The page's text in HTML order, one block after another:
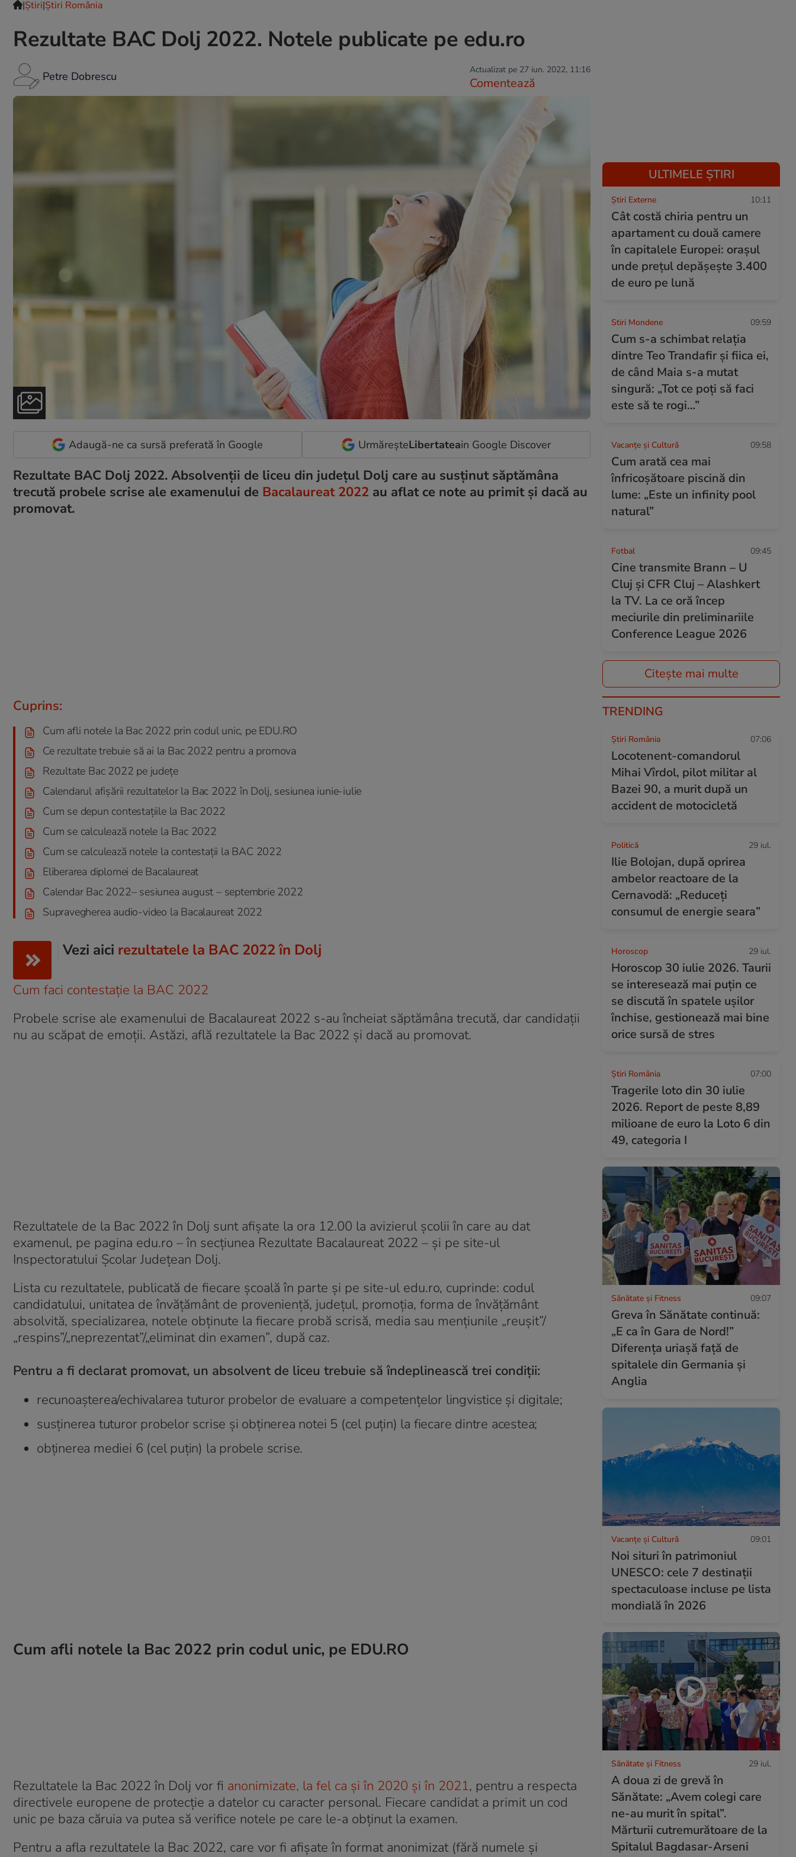
|Ştiri|Știri România
Rezultate BAC Dolj 2022. Notele publicate pe edu.ro
Petre Dobrescu Actualizat pe 27 iun. 2022, 11:16
Comentează
Adaugă-ne ca sursă preferată în Google UrmăreșteLibertateain Google Discover
Rezultate BAC Dolj 2022. Absolvenții de liceu din județul Dolj care au susținut săptămâna
trecută probele scrise ale examenului de Bacalaureat 2022 au aflat ce note au primit și dacă au
promovat.
Cuprins:
Cum afli notele la Bac 2022 prin codul unic, pe EDU.RO
Ce rezultate trebuie să ai la Bac 2022 pentru a promova
Rezultate Bac 2022 pe județe
Calendarul afișării rezultatelor la Bac 2022 în Dolj, sesiunea iunie-iulie
Cum se depun contestațiile la Bac 2022
Cum se calculează notele la Bac 2022
Cum se calculează notele la contestații la BAC 2022
Eliberarea diplomei de Bacalaureat
Calendar Bac 2022– sesiunea august – septembrie 2022
Supravegherea audio-video la Bacalaureat 2022
Vezi aici rezultatele la BAC 2022 în Dolj
Cum faci contestație la BAC 2022
Probele scrise ale examenului de Bacalaureat 2022 s-au încheiat săptămâna trecută, dar candidații
nu au scăpat de emoții. Astăzi, află rezultatele la Bac 2022 și dacă au promovat.
Rezultatele de la Bac 2022 în Dolj sunt afișate la ora 12.00 la avizierul școlii în care au dat
examenul, pe pagina edu.ro – în secțiunea Rezultate Bacalaureat 2022 – și pe site-ul
Inspectoratului Școlar Județean Dolj.
Lista cu rezultatele, publicată de fiecare școală în parte și pe site-ul edu.ro, cuprinde: codul
candidatului, unitatea de învățământ de proveniență, județul, promoția, forma de învățământ
absolvită, specializarea, notele obținute la fiecare probă scrisă, media sau mențiunile „reușit”/
„respins”/„neprezentat”/„eliminat din examen”, după caz.
Pentru a fi declarat promovat, un absolvent de liceu trebuie să îndeplinească trei condiții:
recunoașterea/echivalarea tuturor probelor de evaluare a competențelor lingvistice și digitale;
susținerea tuturor probelor scrise și obținerea notei 5 (cel puțin) la fiecare dintre acestea;
obținerea mediei 6 (cel puțin) la probele scrise.
Cum afli notele la Bac 2022 prin codul unic, pe EDU.RO
Rezultatele la Bac 2022 în Dolj vor fi anonimizate, la fel ca și în 2020 și în 2021, pentru a respecta
directivele europene de protecție a datelor cu caracter personal. Fiecare candidat a primit un cod
unic pe baza căruia va putea să verifice notele pe care le-a obținut la examen.
Pentru a afla rezultatele la Bac 2022, care vor fi afișate în format anonimizat (fără numele și
ULTIMELE ȘTIRI
Știri Externe 10:11
Cât costă chiria pentru un
apartament cu două camere
în capitalele Europei: orașul
unde prețul depășește 3.400
de euro pe lună
Stiri Mondene 09:59
Cum s-a schimbat relația
dintre Teo Trandafir și fiica ei,
de când Maia s-a mutat
singură: „Tot ce poți să faci
este să te rogi…”
Vacanțe și Cultură 09:58
Cum arată cea mai
înfricoșătoare piscină din
lume: „Este un infinity pool
natural”
Fotbal 09:45
Cine transmite Brann – U
Cluj și CFR Cluj – Alashkert
la TV. La ce oră încep
meciurile din preliminariile
Conference League 2026
Citește mai multe
TRENDING
Știri România 07:06
Locotenent-comandorul
Mihai Vîrdol, pilot militar al
Bazei 90, a murit după un
accident de motocicletă
Politică 29 iul.
Ilie Bolojan, după oprirea
ambelor reactoare de la
Cernavodă: „Reduceți
consumul de energie seara”
Horoscop 29 iul.
Horoscop 30 iulie 2026. Taurii
se interesează mai puțin ce
se discută în spatele ușilor
închise, gestionează mai bine
orice sursă de stres
Știri România 07:00
Tragerile loto din 30 iulie
2026. Report de peste 8,89
milioane de euro la Loto 6 din
49, categoria I
Sănătate și Fitness 09:07
Greva în Sănătate continuă:
„E ca în Gara de Nord!”
Diferența uriașă față de
spitalele din Germania și
Anglia
Vacanțe și Cultură 09:01
Noi situri în patrimoniul
UNESCO: cele 7 destinații
spectaculoase incluse pe lista
mondială în 2026
Sănătate și Fitness 29 iul.
A doua zi de grevă în
Sănătate: „Avem colegi care
ne-au murit în spital”.
Mărturii cutremurătoare de la
Spitalul Bagdasar-Arseni